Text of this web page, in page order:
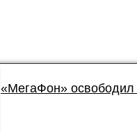
«МегаФон» освободил